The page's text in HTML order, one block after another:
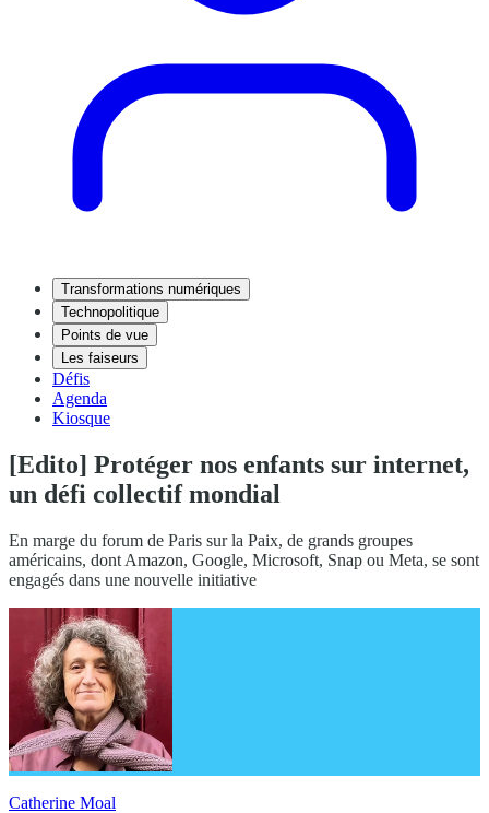
Transformations numériques
Technopolitique
Points de vue
Les faiseurs
Défis
Agenda
Kiosque
[Edito] Protéger nos enfants sur internet,
un défi collectif mondial
En marge du forum de Paris sur la Paix, de grands groupes
américains, dont Amazon, Google, Microsoft, Snap ou Meta, se sont
engagés dans une nouvelle initiative
Catherine Moal